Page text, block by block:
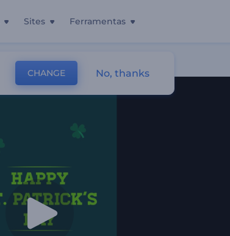
Sites Ferramentas
CHANGE No, thanks